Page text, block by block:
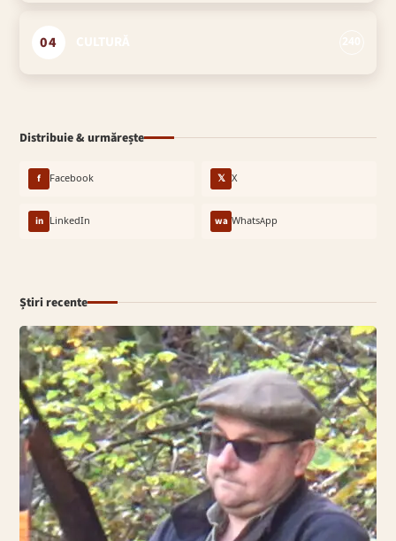
04
Distribuie & urmărește
f Facebook 𝕏 X
in LinkedIn wa WhatsApp
Știri recente